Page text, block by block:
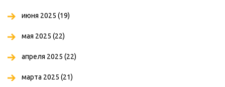
июня 2025 (19)
мая 2025 (22)
апреля 2025 (22)
марта 2025 (21)